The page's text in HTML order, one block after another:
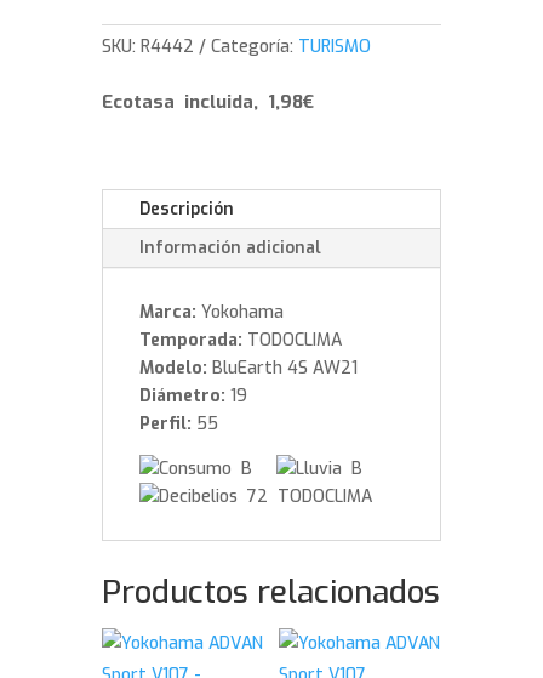
235/55/19
105
cantidad
SKU:R4442 Categoría: TURISMO
Ecotasa incluida, 1,98€
Descripción
Información adicional
Marca: Yokohama
Temporada: TODOCLIMA
Modelo: BluEarth 4S AW21
Diámetro: 19
Perfil: 55
B
B
72 TODOCLIMA
Productos relacionados